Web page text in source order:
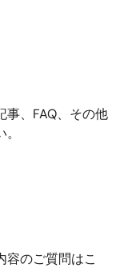
事、FAQ、その他
容のご質問はこ